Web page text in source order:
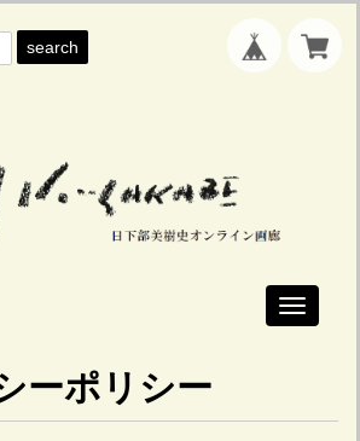
search
Toggle
ーポリシー